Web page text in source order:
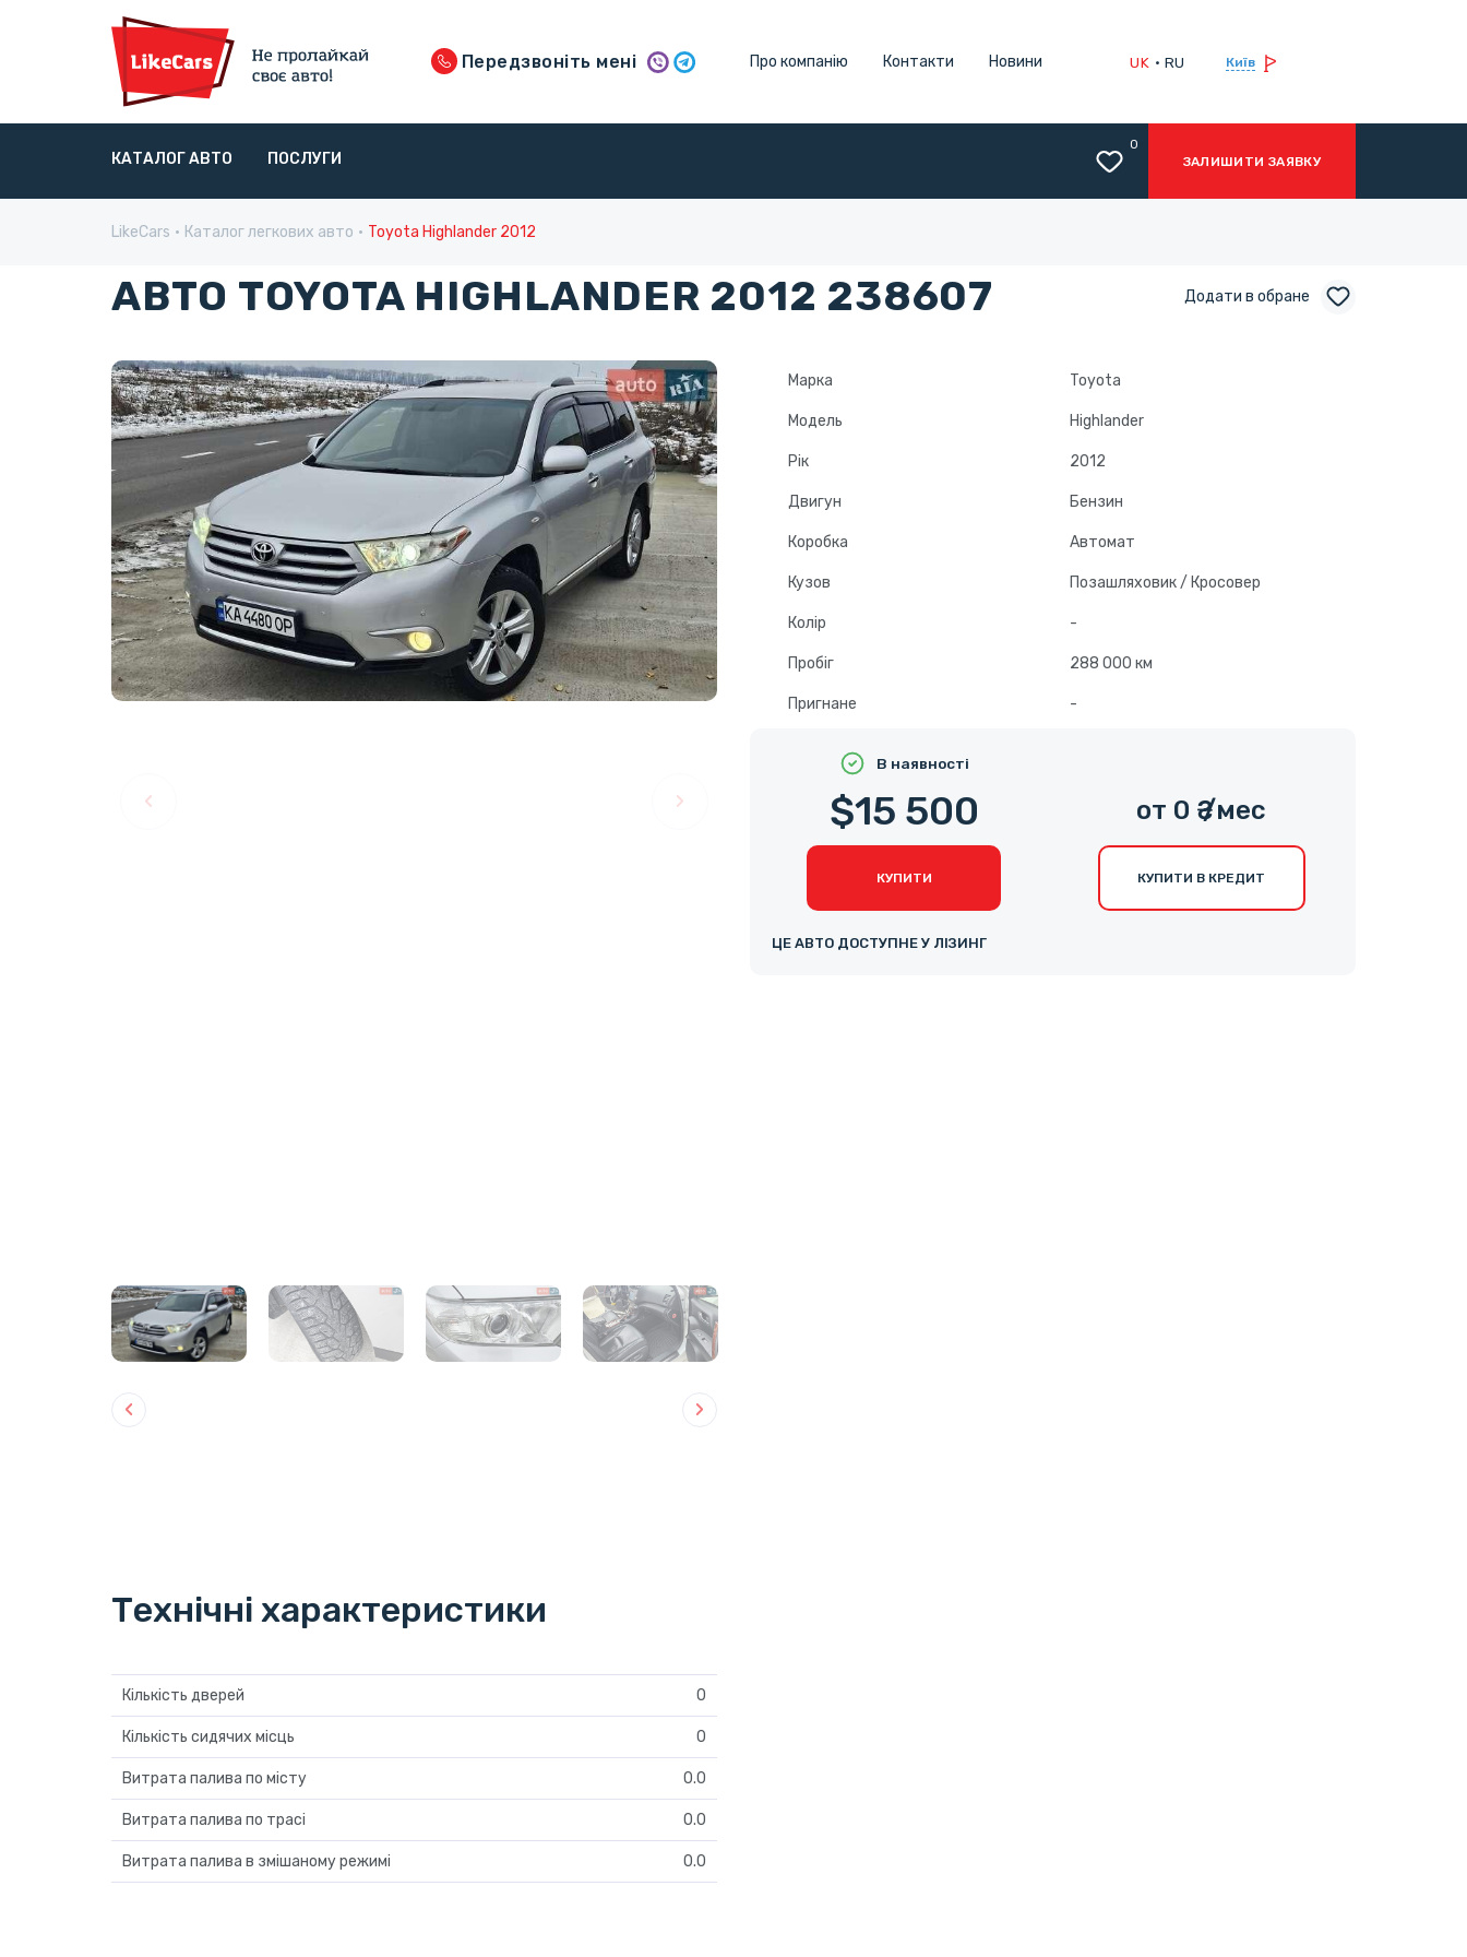
Передзвоніть мені Про компанію Контакти Новини UK RU Київ
КАТАЛОГ АВТО ПОСЛУГИ
0
ЗАЛИШИТИ ЗАЯВКУ
LikeCars Каталог легкових авто Toyota Highlander 2012
АВТО TOYOTA HIGHLANDER 2012 238607 Додати в обране
Марка Toyota
Модель Highlander
Рік 2012
Двигун Бензин
Коробка Автомат
Кузов Позашляховик / Кросовер
Колір -
Пробіг 288 000 км
Пригнане -
В наявності
$15 500
КУПИТИ
от 0 ₴ /мес
КУПИТИ В КРЕДИТ
ЦЕ АВТО ДОСТУПНЕ У ЛІЗИНГ
Технічні характеристики
Кількість дверей 0
Кількість сидячих місць 0
Витрата палива по місту 0.0
Витрата палива по трасі 0.0
Витрата палива в змішаному режимі 0.0